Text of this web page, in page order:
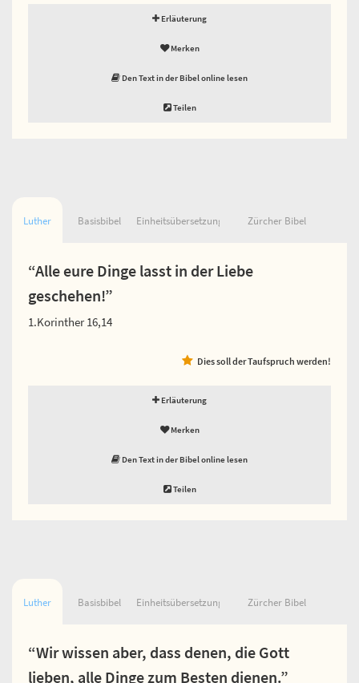
Erläuterung
Merken
Den Text in der Bibel online lesen
Teilen
Luther Basisbibel Einheitsübersetzung Zürcher Bibel
“Alle eure Dinge lasst in der Liebe
geschehen!”
1.Korinther 16,14
Dies soll der Taufspruch werden!
Erläuterung
Merken
Den Text in der Bibel online lesen
Teilen
Luther Basisbibel Einheitsübersetzung Zürcher Bibel
“Wir wissen aber, dass denen, die Gott
lieben, alle Dinge zum Besten dienen.”